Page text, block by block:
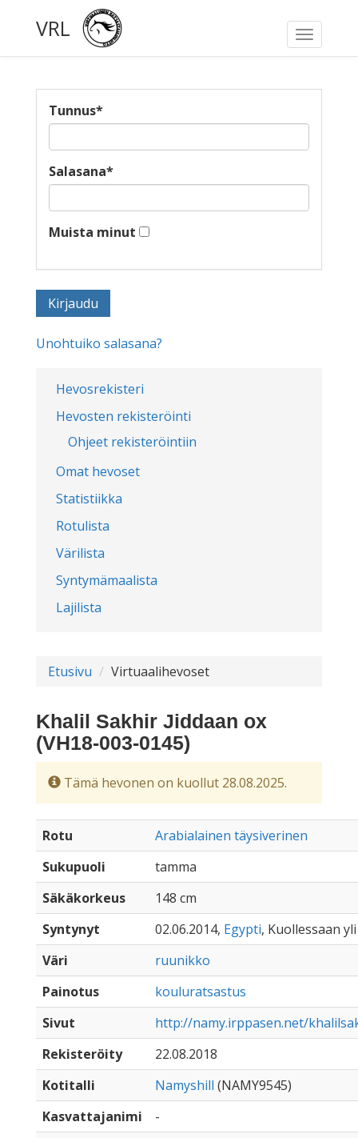
Toggle
VRL
Hevosrekisteri
Hevosten rekisteröinti
Ohjeet rekisteröintiin
Omat hevoset
Statistiikka
Rotulista
Värilista
Syntymämaalista
Lajilista
Tunnus*
Salasana*
Muista minut
Unohtuiko salasana?
Etusivu Virtuaalihevoset
Khalil Sakhir Jiddaan ox
(VH18-003-0145)
Tämä hevonen on kuollut 28.08.2025.
Rotu
Arabialainen täysiverinen
Sukupuoli
tamma
Säkäkorkeus
148 cm
Syntynyt
02.06.2014, Egypti, Kuollessaan
Väri
ruunikko
Painotus
kouluratsastus
Sivut
http://namy.irppasen.net/
Rekisteröity
22.08.2018
Kotitalli
Namyshill (NAMY9545)
Kasvattajanimi
-